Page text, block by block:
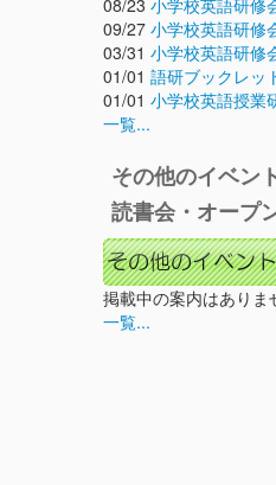
08/23 小学校英語研
09/27 小学校英語研
03/31 小学校英語研
01/01 語研ブックレッ
01/01 小学校英語授業
一覧...
その他のイベン
読書会・オープ
掲載中の案内はありま
一覧...